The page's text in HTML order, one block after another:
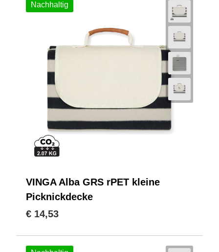
Nachhaltig
VINGA Alba GRS rPET kleine
Picknickdecke
€ 14,53